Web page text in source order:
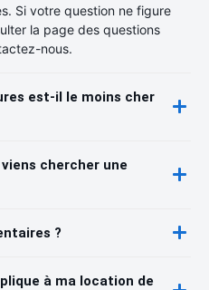
Si votre question ne figure
la page des questions
nous.
est-il le moins cher
chercher une
?
à ma location de